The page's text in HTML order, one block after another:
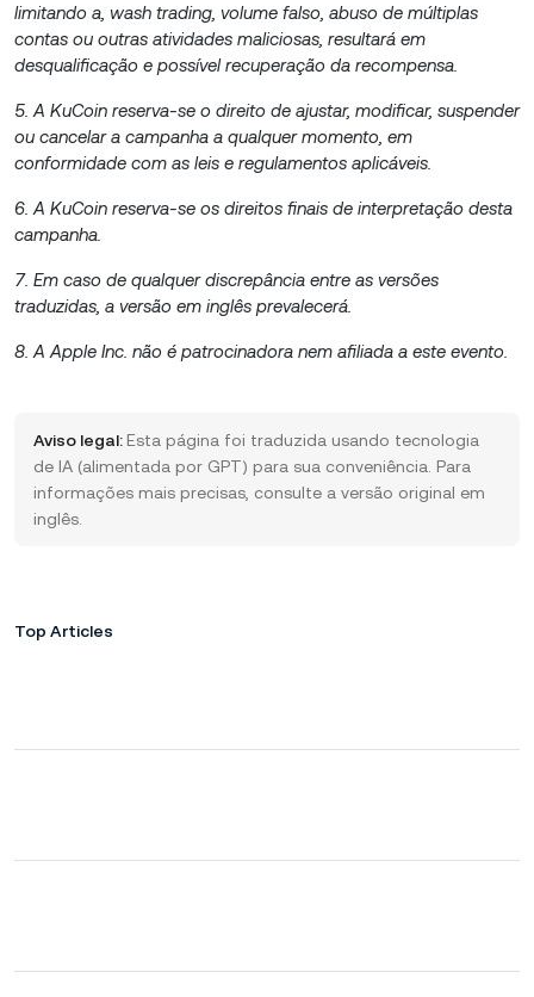
limitando a, wash trading, volume falso, abuso de múltiplas
contas ou outras atividades maliciosas, resultará em
desqualificação e possível recuperação da recompensa.
5. A KuCoin reserva-se o direito de ajustar, modificar, suspender
ou cancelar a campanha a qualquer momento, em
conformidade com as leis e regulamentos aplicáveis.
6. A KuCoin reserva-se os direitos finais de interpretação desta
campanha.
7. Em caso de qualquer discrepância entre as versões
traduzidas, a versão em inglês prevalecerá.
8. A Apple Inc. não é patrocinadora nem afiliada a este evento.
Aviso legal: Esta página foi traduzida usando tecnologia
de IA (alimentada por GPT) para sua conveniência. Para
informações mais precisas, consulte a versão original em
inglês.
Top Articles